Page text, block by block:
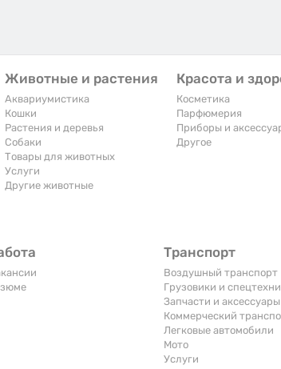
Животные и растения
Аквариумистика
Кошки
Растения и деревья
Собаки
Товары для животных
Услуги
Другие животные
Красота и
Косметика
Парфюмерия
Приборы и
Другое
Транспорт
Воздушный транспорт
Грузовики и
Запчасти и аксессуары
Коммерческий
Легковые автомобили
Мото
Услуги